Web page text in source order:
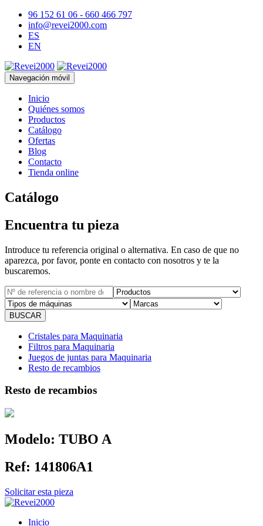
96 152 61 06 - 660 466 797
info@revei2000.com
ES
EN
Navegación móvil
Inicio
Quiénes somos
Productos
Catálogo
Ofertas
Blog
Contacto
Tienda online
Catálogo
Encuentra tu pieza
Introduce tu referencia original o alternativa. En caso de que no
aparezca, por favor, ponte en contacto con nosotros y te la
buscaremos.
Cristales para Maquinaria
Filtros para Maquinaria
Juegos de juntas para Maquinaria
Resto de recambios
Resto de recambios
Modelo: TUBO A
Ref: 141806A1
Solicitar esta pieza
Inicio